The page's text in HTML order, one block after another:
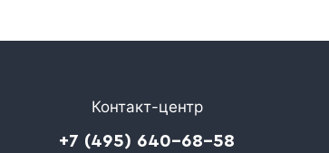
Контакт-центр
+7 (495) 640-68-58